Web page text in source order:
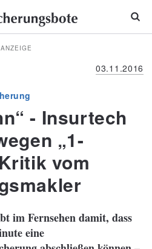
ANZEIGE
03.11.2016
- Insurtech
„1-
vom
im Fernsehen damit, dass
eine